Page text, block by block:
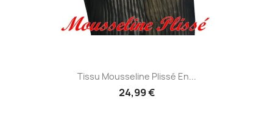
Tissu Mousseline Plissé En...
24,99 €